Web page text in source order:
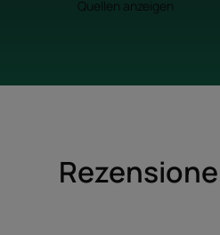
Quellen anzeigen